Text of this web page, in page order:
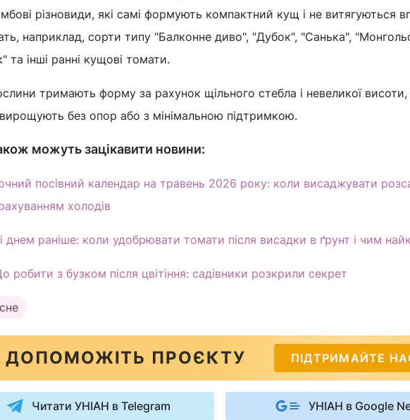
різновиди, які самі формують компактний кущ і не витягуються
наприклад, сорти типу "Балконне диво", "Дубок", "Санька",
та інші ранні кущові томати.
тримають форму за рахунок щільного стебла і невеликої висоти,
без опор або з мінімальною підтримкою.
можуть зацікавити новини:
посівний календар на травень 2026 року: коли висаджувати
холодів
днем раніше: коли удобрювати томати після висадки в ґрунт і чим
робити з бузком після цвітіння: садівники розкрили секрет
ДОПОМОЖІТЬ ПРОЄКТУ ПІДТРИМАЙТЕ
Читати УНІАН в Telegram УНІАН в Google